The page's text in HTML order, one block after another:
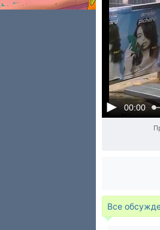
00:00
Все